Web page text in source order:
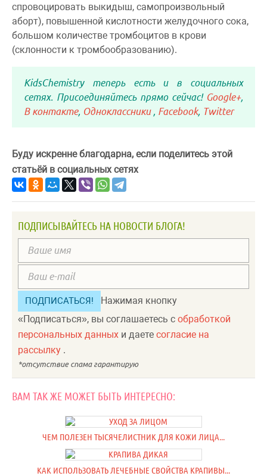
спровоцировать выкидыш, самопроизвольный
аборт), повышенной кислотности желудочного сока,
большом количестве тромбоцитов в крови
(склонности к тромбообразованию).
KidsChemistry теперь есть и в социальных
сетях. Присоединяйтесь прямо сейчас! Google+,
В контакте, Одноклассники , Facebook, Twitter
Буду искренне благодарна, если поделитесь этой
статьёй в социальных сетях
ПОДПИСЫВАЙТЕСЬ НА НОВОСТИ БЛОГА!
Нажимая кнопку
«Подписаться», вы соглашаетесь с обработкой
персональных данных и даете согласие на
рассылку .
ВАМ ТАК ЖЕ МОЖЕТ БЫТЬ ИНТЕРЕСНО:
ЧЕМ ПОЛЕЗЕН ТЫСЯЧЕЛИСТНИК ДЛЯ КОЖИ ЛИЦА...
КАК ИСПОЛЬЗОВАТЬ ЛЕЧЕБНЫЕ СВОЙСТВА КРАПИВЫ...